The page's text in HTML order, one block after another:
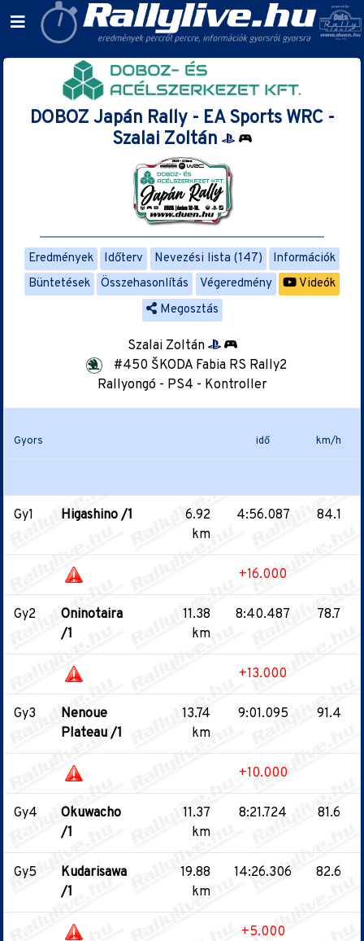
DOBOZ Japán Rally - EA Sports WRC -
Szalai Zoltán
Eredmények Időterv Nevezési lista (147)
Információk
Büntetések
Összehasonlítás Végeredmény
Videók
Megosztás
Szalai Zoltán
#450 ŠKODA Fabia RS Rally2
Rallyongó - PS4 - Kontroller
Gyors idő km/h
Gy1 Higashino /1
6.92
km
4:56.087 84.1
+16.000
Gy2
Oninotaira
/1
11.38
km
8:40.487 78.7
+13.000
Gy3
Nenoue
Plateau /1
13.74
km
9:01.095 91.4
+10.000
Gy4
Okuwacho
/1
11.37
km
8:21.724 81.6
Gy5
Kudarisawa
/1
19.88
km
14:26.306 82.6
+5.000